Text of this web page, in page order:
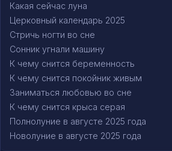
Какая сейчас луна
Церковный календарь 2025
Стричь ногти во сне
Сонник угнали машину
К чему снится беременность
К чему снится покойник живым
Заниматься любовью во сне
К чему снится крыса серая
Полнолуние в августе 2025 года
Новолуние в августе 2025 года